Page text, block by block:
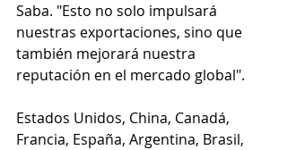
Saba. "Esto no solo impulsará
nuestras exportaciones, sino que
también mejorará nuestra
reputación en el mercado global".
Estados Unidos, China, Canadá,
Francia, España, Argentina, Brasil,